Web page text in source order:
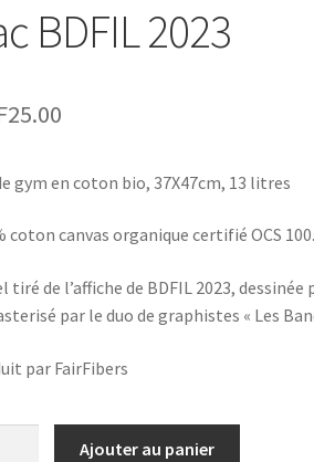
BDFIL 2023
25.00
gym en coton bio, 37X47cm, 13 litres
coton canvas organique certifié OCS
tiré de l’affiche de BDFIL 2023,
par le duo de graphistes « Les
par FairFibers
Ajouter au panier